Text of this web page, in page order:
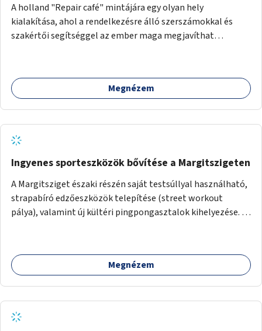
A holland "Repair café" mintájára egy olyan hely
kialakítása, ahol a rendelkezésre álló szerszámokkal és
szakértői segítséggel az ember maga megjavíthat
egymásnak, megosszák tudásukat.
Megnézem
Ingyenes sporteszközök bővítése a Margitszigeten
A Margitsziget északi részén saját testsúllyal használható,
strapabíró edzőeszközök telepítése (street workout
pálya), valamint új kültéri pingpongasztalok kihelyezése. A
népszerű, ingyenes sportolási lehetőség válna elérhetővé a
sziget északi felén, ahol jelenleg egyetlen asztal sem
Megnézem